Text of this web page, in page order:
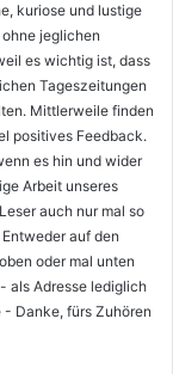
kuriose und lustige
jeglichen
es wichtig ist, dass
Tageszeitungen
Mittlerweile finden
positives Feedback.
es hin und wider
Arbeit unseres
auch nur mal so
auf den
oder mal unten
als Adresse lediglich
- Danke, fürs Zuhören